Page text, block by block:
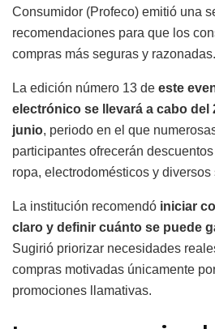
Consumidor (Profeco) emitió una
recomendaciones para que los
compras más seguras y razonadas.
La edición número 13 de este
electrónico se llevará a cabo del
junio, periodo en el que
participantes ofrecerán
ropa, electrodomésticos y diversos
La institución recomendó iniciar
claro y definir cuánto se puede
Sugirió priorizar necesidades
compras motivadas únicamente
promociones llamativas.